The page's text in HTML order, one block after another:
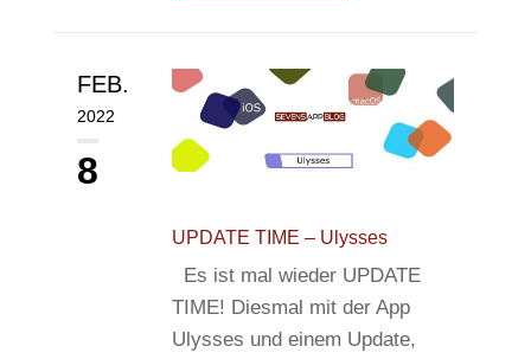
FEB.
2022
8
UPDATE TIME – Ulysses
Es ist mal wieder UPDATE
TIME! Diesmal mit der App
Ulysses und einem Update,